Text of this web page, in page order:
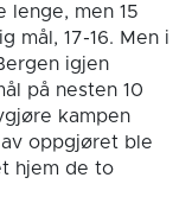
lenge, men 15
mål, 17-16. Men i
igjen
på nesten 10
kampen
av oppgjøret ble
hjem de to